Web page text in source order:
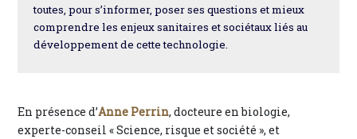
toutes, pour s’informer, poser ses questions et mieux
comprendre les enjeux sanitaires et sociétaux liés au
développement de cette technologie.
En présence d’Anne Perrin, docteure en biologie,
experte-conseil « Science, risque et société », et